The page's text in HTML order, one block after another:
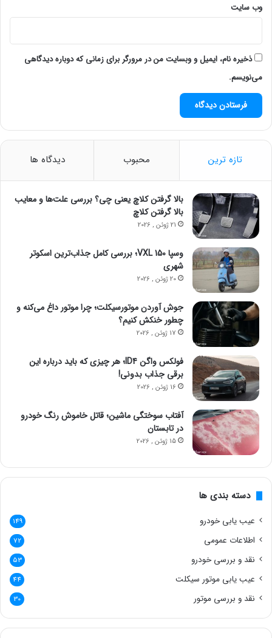
وب‌ سایت
ذخیره نام، ایمیل و وبسایت من در مرورگر برای زمانی که دوباره دیدگاهی
می‌نویسم.
تازه ترین محبوب دیدگاه ها
بالا گرفتن کلاچ یعنی چی؟ بررسی علت‌ها و معایب
بالا گرفتن کلاچ
21 ژوئن , 2026
وسپا VXL 150؛ بررسی کامل جذاب‌ترین اسکوتر
شهری
20 ژوئن , 2026
جوش آوردن موتورسیکلت؛ چرا موتور داغ می‌کنه و
چطور خنکش کنیم؟
17 ژوئن , 2026
فولکس واگن ID4؛ هر چیزی که باید درباره این
برقی جذاب بدونی!
16 ژوئن , 2026
آفتاب سوختگی ماشین؛ قاتل خاموش رنگ خودرو
در تابستان
15 ژوئن , 2026
دسته بندی ها
عیب یابی خودرو 149
اطلاعات عمومی 72
نقد و بررسی خودرو 53
عیب یابی موتور سیکلت 44
نقد و بررسی موتور 30